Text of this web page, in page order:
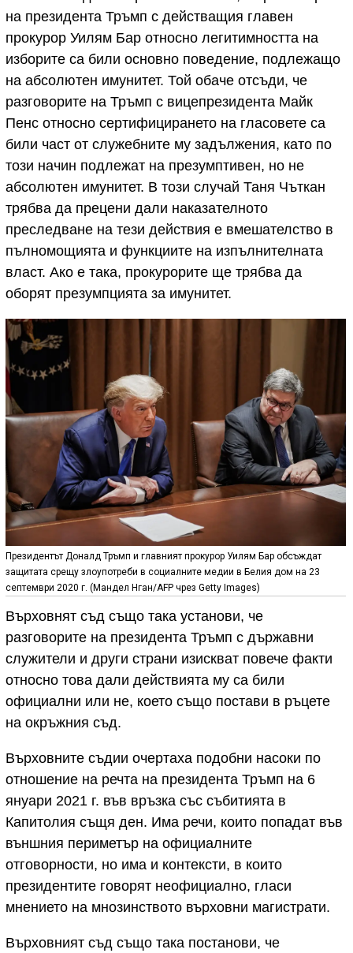
на президента Тръмп с действащия главен
прокурор Уилям Бар относно легитимността на
изборите са били основно поведение, подлежащо
на абсолютен имунитет. Той обаче отсъди, че
разговорите на Тръмп с вицепрезидента Майк
Пенс относно сертифицирането на гласовете са
били част от служебните му задължения, като по
този начин подлежат на презумптивен, но не
абсолютен имунитет. В този случай Таня Чъткан
трябва да прецени дали наказателното
преследване на тези действия е вмешателство в
пълномощията и функциите на изпълнителната
власт. Ако е така, прокурорите ще трябва да
оборят презумпцията за имунитет.
Президентът Доналд Тръмп и главният прокурор Уилям Бар обсъждат
защитата срещу злоупотреби в социалните медии в Белия дом на 23
септември 2020 г. (Mандел Нган/AFP чрез Getty Images)
Върховнят съд също така установи, че
разговорите на президента Тръмп с държавни
служители и други страни изискват повече факти
относно това дали действията му са били
официални или не, което също постави в ръцете
на окръжния съд.
Върховните съдии очертаха подобни насоки по
отношение на речта на президента Тръмп на 6
януари 2021 г. във връзка със събитията в
Капитолия същя ден. Има речи, които попадат във
външния периметър на официалните
отговорности, но има и контексти, в които
президентите говорят неофициално, гласи
мнението на мнозинството върховни магистрати.
Върховният съд също така постанови, че